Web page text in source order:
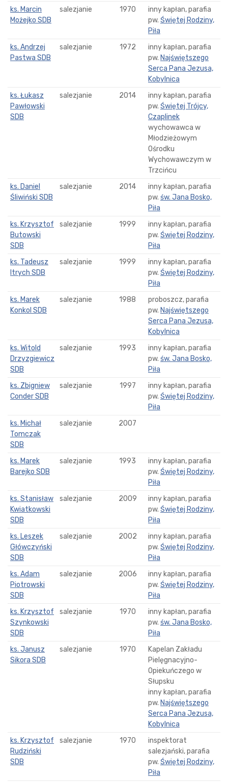
ks. Marcin
Możejko SDB
salezjanie 1970
inny kapłan, parafia
pw. Świętej Rodziny,
Piła
ks. Andrzej
Pastwa SDB
salezjanie 1972
inny kapłan, parafia
pw. Najświętszego
Serca Pana Jezusa,
Kobylnica
ks. Łukasz
Pawłowski
SDB
salezjanie 2014
inny kapłan, parafia
pw. Świętej Trójcy,
Czaplinek
wychowawca w
Młodzieżowym
Ośrodku
Wychowawczym w
Trzcińcu
ks. Daniel
Śliwiński SDB
salezjanie 2014
inny kapłan, parafia
pw. św. Jana Bosko,
Piła
ks. Krzysztof
Butowski
SDB
salezjanie 1999
inny kapłan, parafia
pw. Świętej Rodziny,
Piła
ks. Tadeusz
Itrych SDB
salezjanie 1999
inny kapłan, parafia
pw. Świętej Rodziny,
Piła
ks. Marek
Konkol SDB
salezjanie 1988
proboszcz, parafia
pw. Najświętszego
Serca Pana Jezusa,
Kobylnica
ks. Witold
Drzyzgiewicz
SDB
salezjanie 1993
inny kapłan, parafia
pw. św. Jana Bosko,
Piła
ks. Zbigniew
Conder SDB
salezjanie 1997
inny kapłan, parafia
pw. Świętej Rodziny,
Piła
ks. Michał
Tomczak
SDB
salezjanie 2007
ks. Marek
Barejko SDB
salezjanie 1993
inny kapłan, parafia
pw. Świętej Rodziny,
Piła
ks. Stanisław
Kwiatkowski
SDB
salezjanie 2009
inny kapłan, parafia
pw. Świętej Rodziny,
Piła
ks. Leszek
Główczyński
SDB
salezjanie 2002
inny kapłan, parafia
pw. Świętej Rodziny,
Piła
ks. Adam
Piotrowski
SDB
salezjanie 2006
inny kapłan, parafia
pw. Świętej Rodziny,
Piła
ks. Krzysztof
Szynkowski
SDB
salezjanie 1970
inny kapłan, parafia
pw. św. Jana Bosko,
Piła
ks. Janusz
Sikora SDB
salezjanie 1970
Kapelan Zakładu
Pielęgnacyjno-
Opiekuńczego w
Słupsku
inny kapłan, parafia
pw. Najświętszego
Serca Pana Jezusa,
Kobylnica
ks. Krzysztof
Rudziński
SDB
salezjanie 1970
inspektorat
salezjański, parafia
pw. Świętej Rodziny,
Piła